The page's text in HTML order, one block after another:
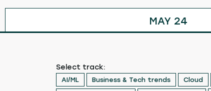
MAY 24
Select track:
AI/ML Business & Tech trends Cloud